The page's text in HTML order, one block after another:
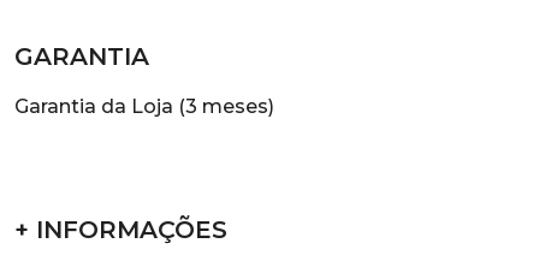
GARANTIA
Garantia da Loja (3 meses)
+ INFORMAÇÕES